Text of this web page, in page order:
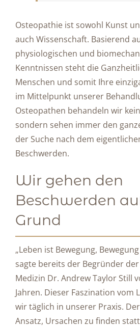
Osteopathie ist sowohl Kunst
auch Wissenschaft. Basierend
physiologischen und
Kenntnissen steht die
Menschen und somit Ihre
im Mittelpunkt unserer
Osteopathen behandeln wir
sondern sehen immer den
der Suche nach dem
Beschwerden.
Wir gehen den
Beschwerden
Grund
„Leben ist Bewegung,
sagte bereits der Begründer
Medizin Dr. Andrew Taylor Still
Jahren. Dieser Faszination vom
wir täglich in unserer Praxis.
Ansatz, Ursachen zu finden